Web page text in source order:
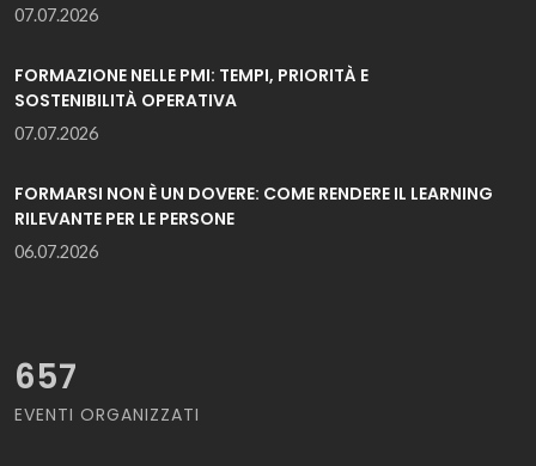
07.07.2026
FORMAZIONE NELLE PMI: TEMPI, PRIORITÀ E
SOSTENIBILITÀ OPERATIVA
07.07.2026
FORMARSI NON È UN DOVERE: COME RENDERE IL LEARNING
RILEVANTE PER LE PERSONE
06.07.2026
657
EVENTI ORGANIZZATI